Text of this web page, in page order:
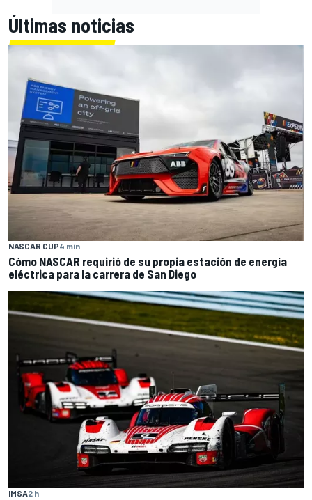
Últimas noticias
NASCAR CUP4 min
Cómo NASCAR requirió de su propia estación de energía
eléctrica para la carrera de San Diego
IMSA2 h